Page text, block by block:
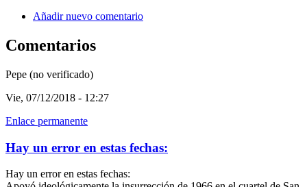
Añadir nuevo comentario
Comentarios
Pepe (no verificado)
Vie, 07/12/2018 - 12:27
Enlace permanente
Hay un error en estas fechas:
Hay un error en estas fechas: